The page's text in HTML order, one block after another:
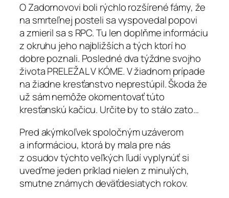
O Zadornovovi boli rýchlo rozšírené fámy, že
na smrteľnej posteli sa vyspovedal popovi
a zmieril sa s RPC. Tu len doplňme informáciu
z okruhu jeho najbližších a tých ktorí ho
dobre poznali. Posledné dva týždne svojho
života PRELEŽAL V KÓME. V žiadnom prípade
na žiadne kresťanstvo neprestúpil. Škoda že
už sám nemôže okomentovať túto
kresťanskú kačicu. Určite by to stálo zato…
Pred akýmkoľvek spoločným uzáverom
a informáciou, ktorá by mala pre nás
z osudov týchto veľkých ľudí vyplynúť si
uveďme jeden príklad nielen z minulých,
smutne známych deväťdesiatych rokov.